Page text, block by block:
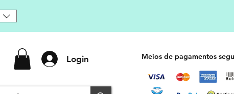
Login Meios de pagamentos